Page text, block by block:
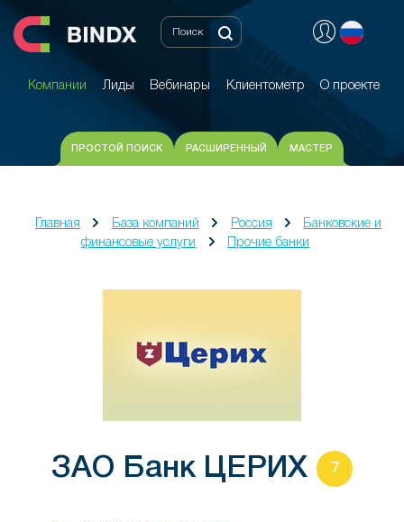
Компании Лиды Вебинары Клиентометр О проекте
Компании Лиды Вебинары Клиентометр О проекте
ПРОСТОЙ ПОИСК РАСШИРЕННЫЙ МАСТЕР
Главная База компаний Россия
Банковские и
финансовые услуги
Прочие банки
ЗАО Банк ЦЕРИХ 7